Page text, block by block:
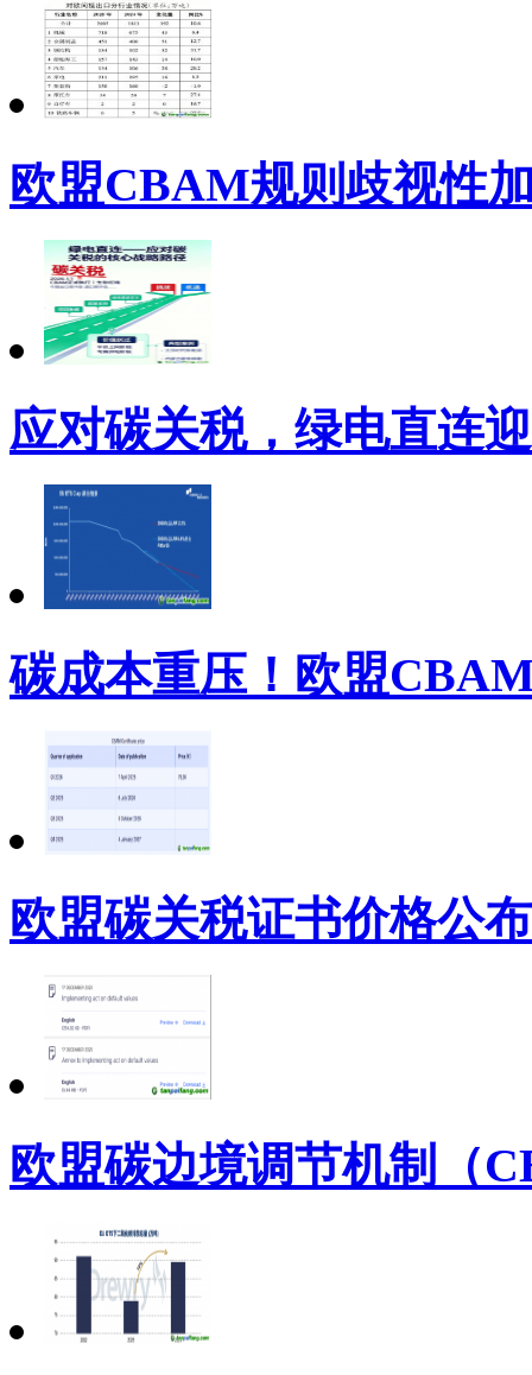
欧盟CBAM规则歧视性
应对碳关税，绿电直连
碳成本重压！欧盟
欧盟碳关税证书价格公
欧盟碳边境调节机制（